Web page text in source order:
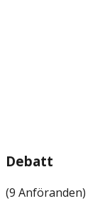
Debatt
(9 Anföranden)